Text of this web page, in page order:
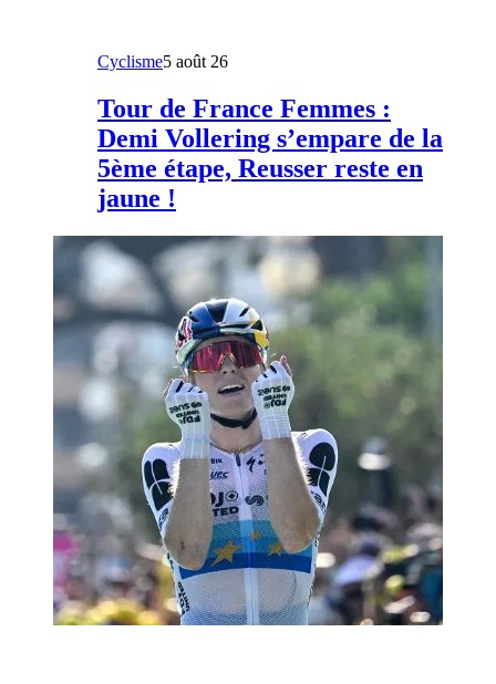
Cyclisme5 août 26
Tour de France Femmes :
Demi Vollering s’empare de la
5ème étape, Reusser reste en
jaune !